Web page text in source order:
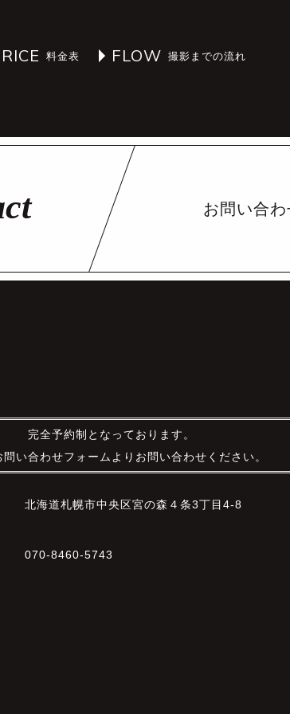
FLOW
お問い合
完全予約制となっております。
問い合わせフォームよりお問い合わせください。
北海道札幌市中央区宮の森４条3丁目4-8
070-8460-5743